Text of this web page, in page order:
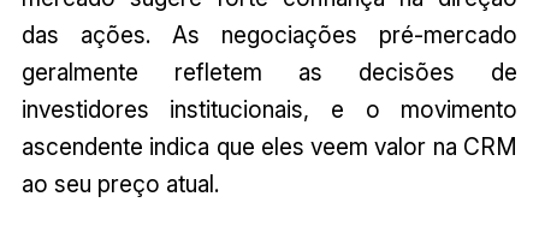
das ações. As negociações pré-mercado
geralmente refletem as decisões de
investidores institucionais, e o movimento
ascendente indica que eles veem valor na CRM
ao seu preço atual.